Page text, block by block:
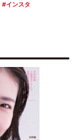
インスタ